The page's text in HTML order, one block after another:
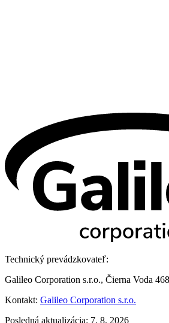
Technický prevádzkovateľ:
Galileo Corporation s.r.o., Čierna Voda
Kontakt: Galileo Corporation s.r.o.
Posledná aktualizácia: 7. 8. 2026